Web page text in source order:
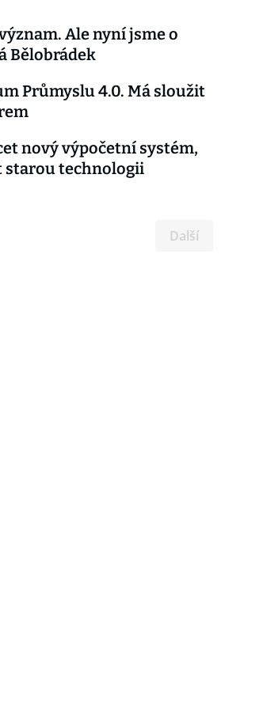
Ale nyní jsme o
Bělobrádek
Průmyslu 4.0. Má sloužit
nový výpočetní systém,
starou technologii
Další